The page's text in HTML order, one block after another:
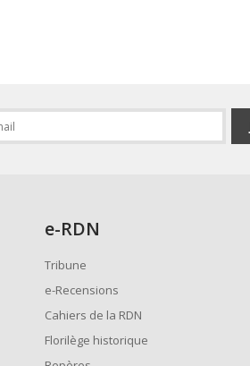
e-RDN
Tribune
e-Recensions
Cahiers de la RDN
Florilège historique